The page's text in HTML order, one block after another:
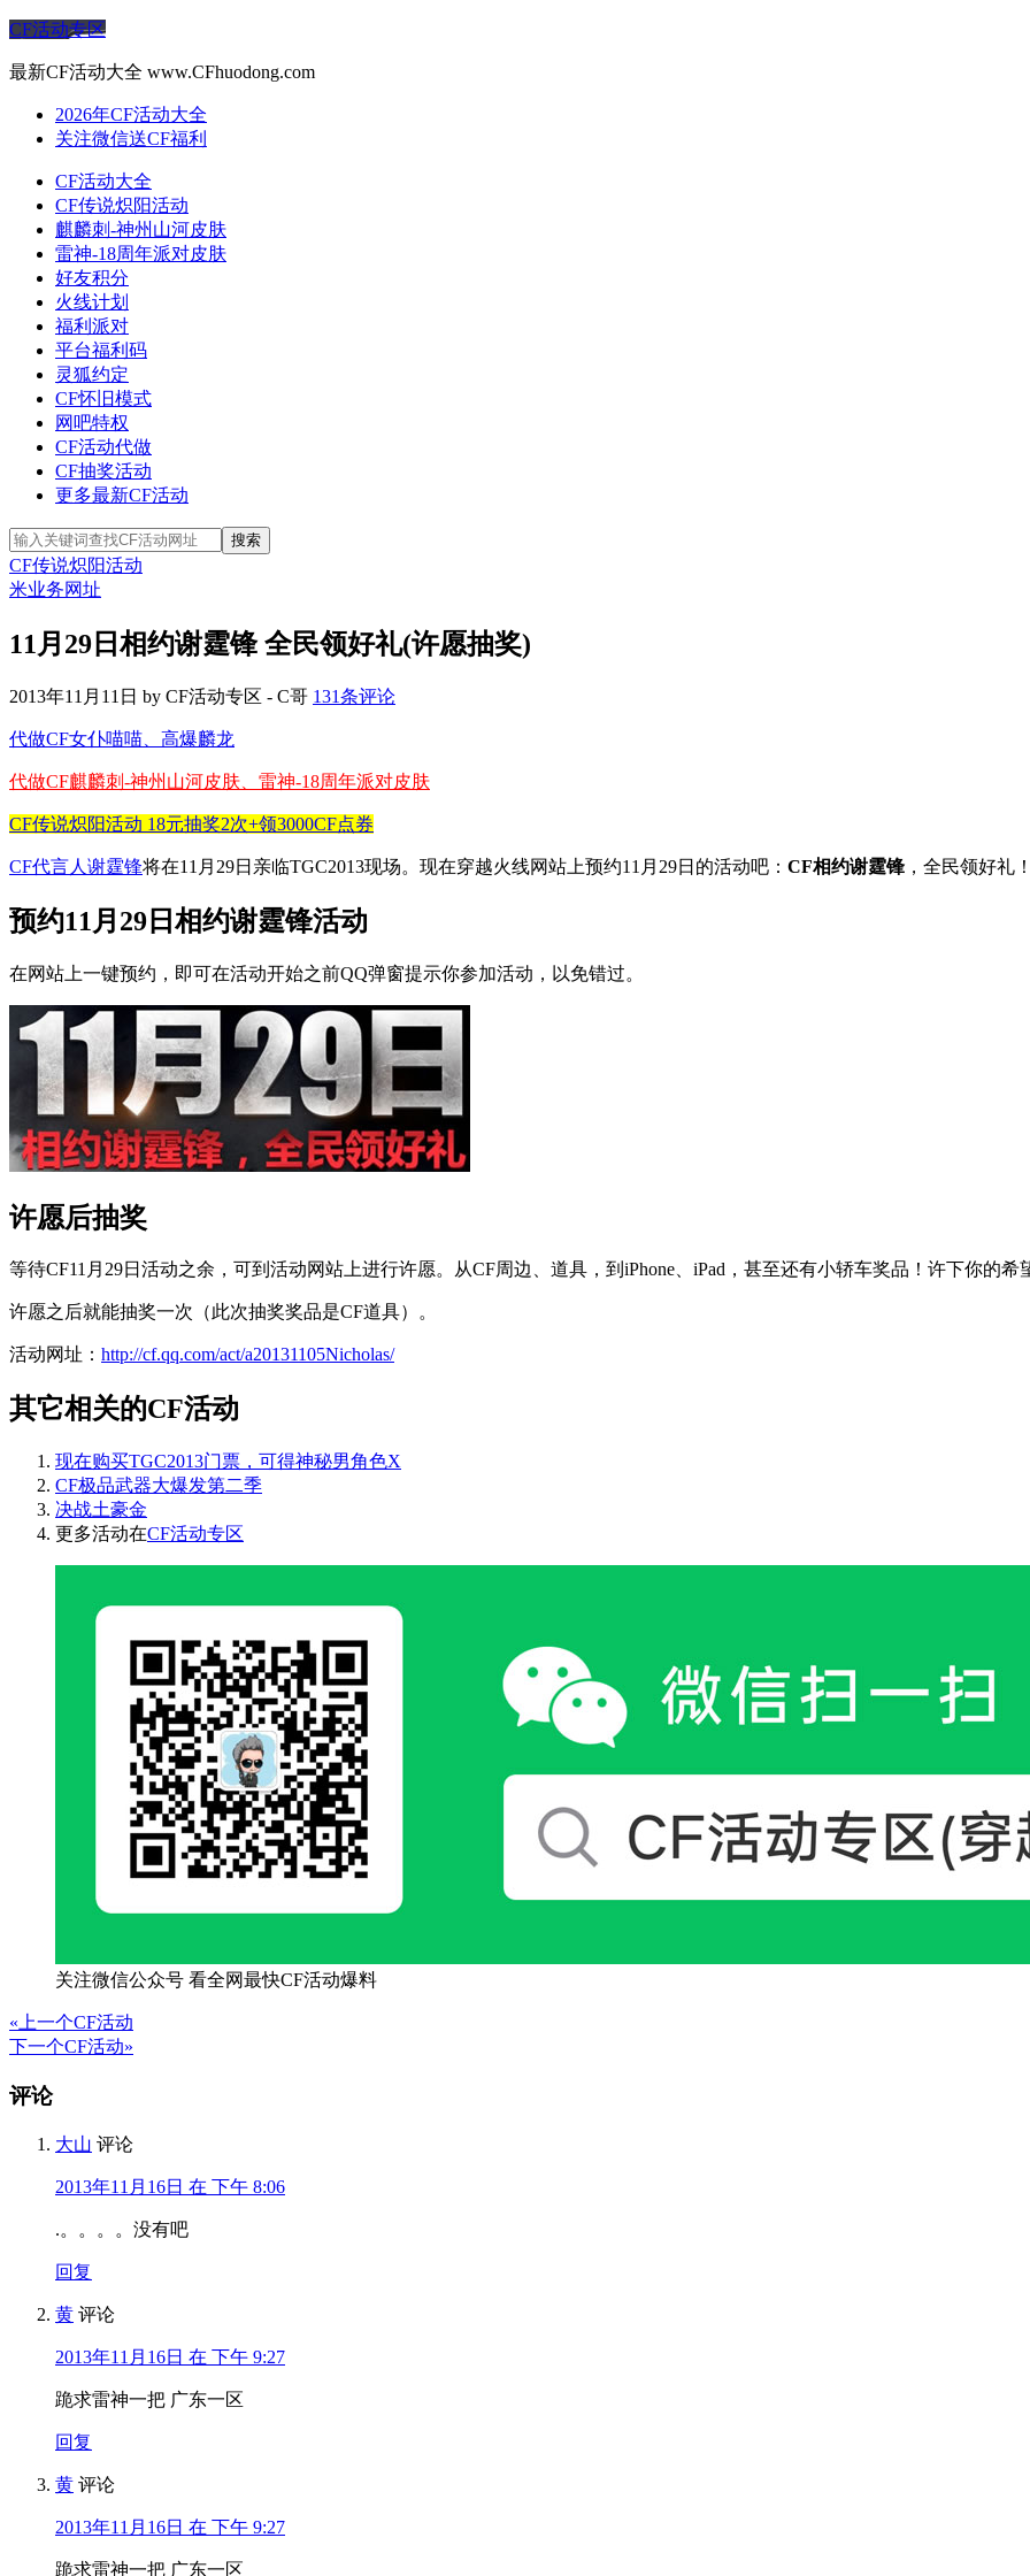
CF活动专区
最新CF活动大全 www.CFhuodong.com
2026年CF活动大全
关注微信送CF福利
CF活动大全
CF传说炽阳活动
麒麟刺-神州山河皮肤
雷神-18周年派对皮肤
好友积分
火线计划
福利派对
平台福利码
灵狐约定
CF怀旧模式
网吧特权
CF活动代做
CF抽奖活动
更多最新CF活动
CF传说炽阳活动
米业务网址
11月29日相约谢霆锋 全民领好礼(许愿抽奖)
2013年11月11日 by CF活动专区 - C哥 131条评论
代做CF女仆喵喵、高爆麟龙
代做CF麒麟刺-神州山河皮肤、雷神-18周年派对皮肤
CF传说炽阳活动 18元抽奖2次+领3000CF点券
CF代言人谢霆锋将在11月29日亲临TGC2013现场。现在穿越火线网站上预约11月29日的活动吧： CF相约谢霆锋 ，全民领好礼
预约11月29日相约谢霆锋活动
在网站上一键预约，即可在活动开始之前QQ弹窗提示你参加活动，以免错过。
许愿后抽奖
等待CF11月29日活动之余，可到活动网站上进行许愿。从CF周边、道具，到iPhone、iPad，甚至还有小轿车奖品！许下你的希
许愿之后就能抽奖一次（此次抽奖奖品是CF道具）。
活动网址： http://cf.qq.com/act/a20131105Nicholas/
其它相关的CF活动
现在购买TGC2013门票，可得神秘男角色X
CF极品武器大爆发第二季
决战土豪金
更多活动在CF活动专区
关注微信公众号 看全网最快CF活动爆料
«上一个CF活动
下一个CF活动»
评论
大山 评论
2013年11月16日 在 下午 8:06
.。。。。没有吧
回复
黄 评论
2013年11月16日 在 下午 9:27
跪求雷神一把 广东一区
回复
黄 评论
2013年11月16日 在 下午 9:27
跪求雷神一把 广东一区